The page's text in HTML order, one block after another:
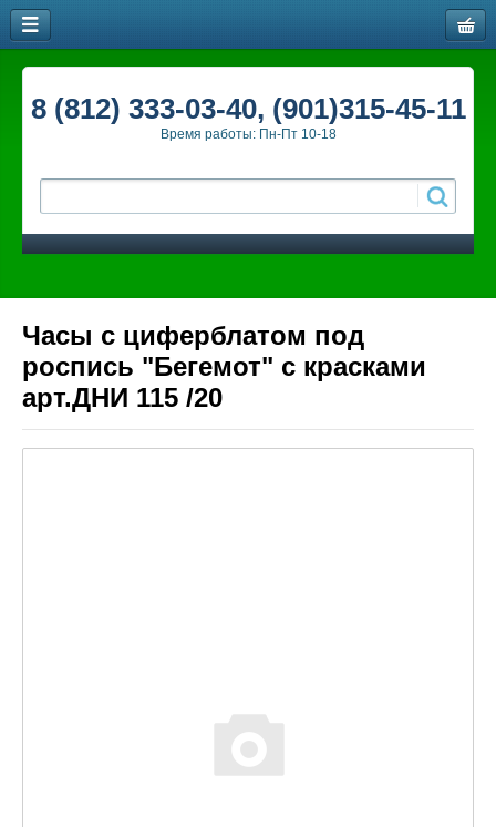
8 (812) 333-03-40, (901)315-45-11
Время работы: Пн-Пт 10-18
Часы с циферблатом под
роспись "Бегемот" с красками
арт.ДНИ 115 /20